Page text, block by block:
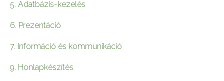
5. Adatbázis-kezelés
6. Prezentáció
7. Információ és kommunikáció
9. Honlapkészítés